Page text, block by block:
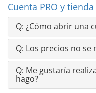
Cuenta PRO y
Q: ¿Cómo abrir una
Q: Los precios no se
Q: Me gustaría
hago?